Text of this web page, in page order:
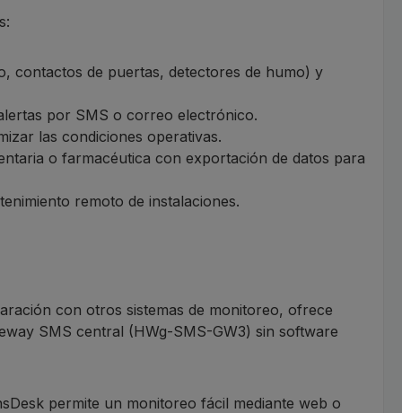
contactos de puertas, detectores de humo) y
por SMS o correo electrónico.
las condiciones operativas.
o farmacéutica con exportación de datos para
remoto de instalaciones.
con otros sistemas de monitoreo, ofrece
SMS central (HWg-SMS-GW3) sin software
permite un monitoreo fácil mediante web o